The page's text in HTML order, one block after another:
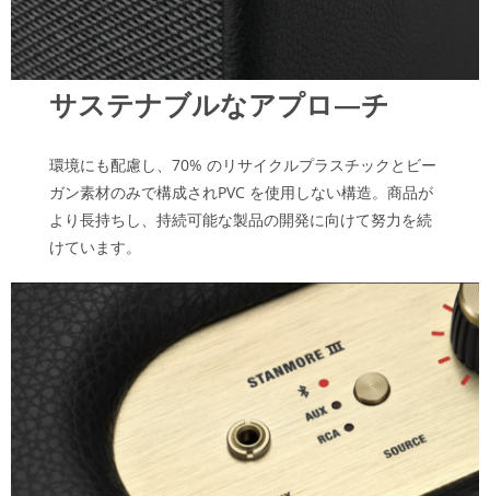
サステナブルなアプロ―チ
環境にも配慮し、70% のリサイクルプラスチックとビー
ガン素材のみで構成されPVC を使用しない構造。商品が
より長持ちし、持続可能な製品の開発に向けて努力を続
けています。